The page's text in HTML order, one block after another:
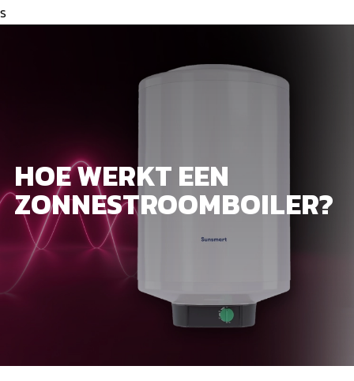
s
HOE WERKT EEN
ZONNESTROOMBOILER?